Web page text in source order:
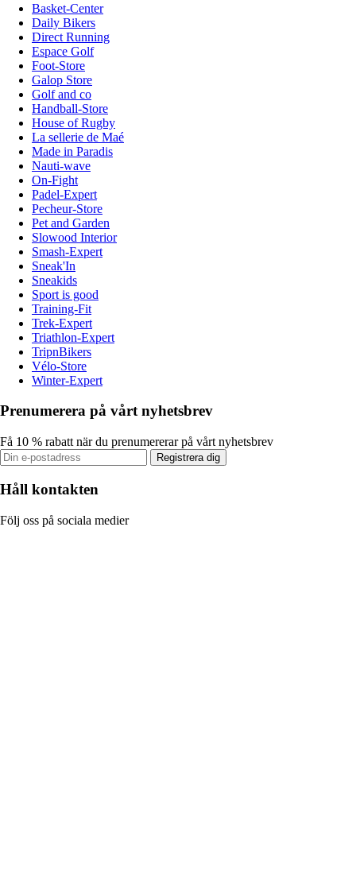
Basket-Center
Daily Bikers
Direct Running
Espace Golf
Foot-Store
Galop Store
Golf and co
Handball-Store
House of Rugby
La sellerie de Maé
Made in Paradis
Nauti-wave
On-Fight
Padel-Expert
Pecheur-Store
Pet and Garden
Slowood Interior
Smash-Expert
Sneak'In
Sneakids
Sport is good
Training-Fit
Trek-Expert
Triathlon-Expert
TripnBikers
Vélo-Store
Winter-Expert
Prenumerera på vårt nyhetsbrev
Få 10 % rabatt när du prenumererar på vårt nyhetsbrev
Registrera dig
Håll kontakten
Följ oss på sociala medier